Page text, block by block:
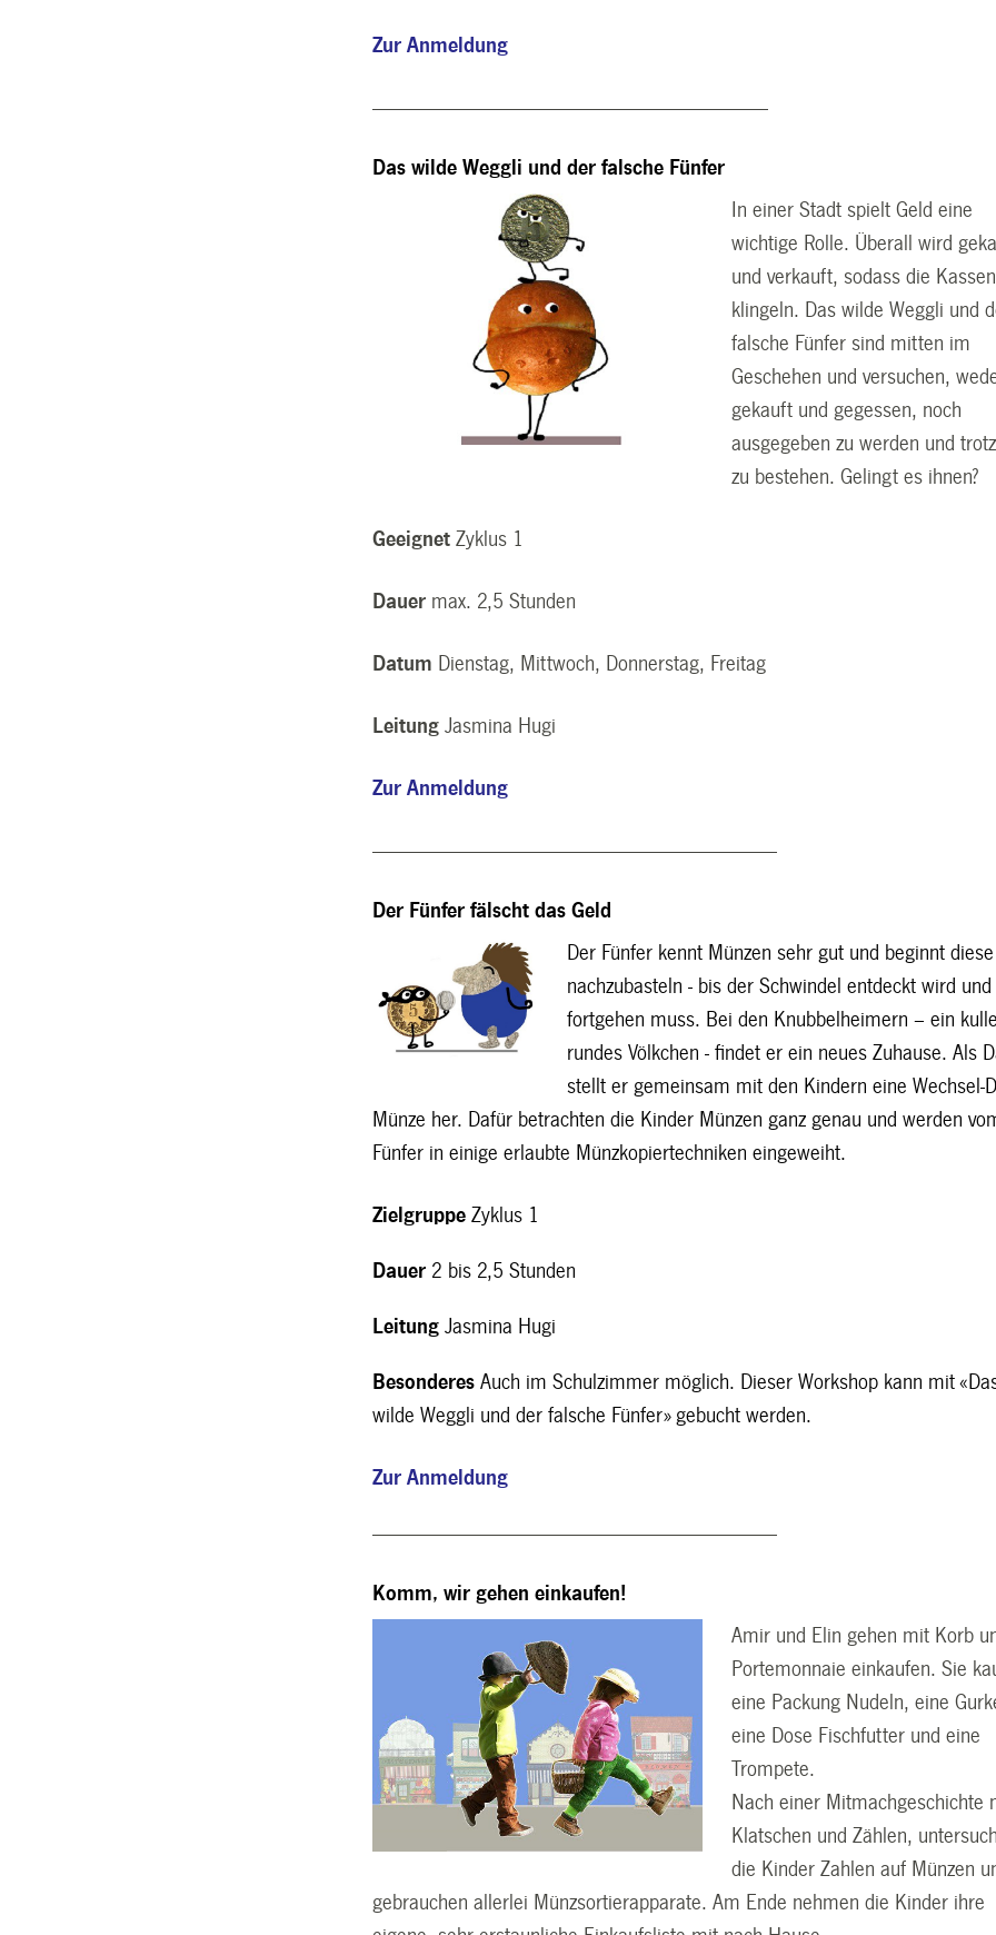
Zur Anmeldung
-----------------------------------------------------------------------------------------
Das wilde Weggli und der falsche Fünfer
In einer Stadt spielt Geld eine
wichtige Rolle. Überall wird
und verkauft, sodass die Kassen
klingeln. Das wilde Weggli und
falsche Fünfer sind mitten im
Geschehen und versuchen,
gekauft und gegessen, noch
ausgegeben zu werden und
zu bestehen. Gelingt es ihnen?
GeeignetZyklus 1
Dauer max. 2,5 Stunden
Datum Dienstag, Mittwoch, Donnerstag, Freitag
LeitungJasmina Hugi
Zur Anmeldung
-------------------------------------------------------------------------------------------
Der Fünfer fälscht das Geld
Der Fünfer kennt Münzen sehr gut und beginnt diese
nachzubasteln - bis der Schwindel entdeckt wird
fortgehen muss. Bei den Knubbelheimern – ein
rundes Völkchen - findet er ein neues Zuhause. Als
stellt er gemeinsam mit den Kindern eine Wechsel-
Münze her. Dafür betrachten die Kinder Münzen ganz genau und werden
Fünfer in einige erlaubte Münzkopiertechniken eingeweiht.
Zielgruppe Zyklus 1
Dauer 2 bis 2,5 Stunden
Leitung Jasmina Hugi
Besonderes Auch im Schulzimmer möglich. Dieser Workshop kann mit
wilde Weggli und der falsche Fünfer» gebucht werden.
Zur Anmeldung
-------------------------------------------------------------------------------------------
Komm, wir gehen einkaufen!
Amir und Elin gehen mit Korb
Portemonnaie einkaufen. Sie
eine Packung Nudeln, eine
eine Dose Fischfutter und eine
Trompete.
Nach einer Mitmachgeschichte
Klatschen und Zählen,
die Kinder Zahlen auf Münzen
gebrauchen allerlei Münzsortierapparate. Am Ende nehmen die Kinder ihre